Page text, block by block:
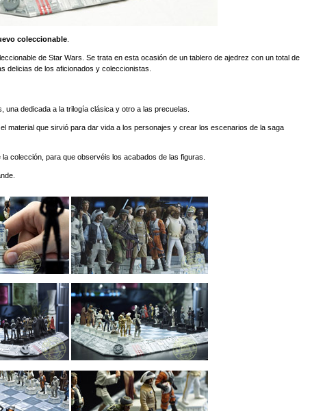
coleccionable
de Star Wars. Se trata en esta ocasión de un tablero de ajedrez con un total de
delicias de los aficionados y coleccionistas.
dedicada a la trilogía clásica y otro a las precuelas.
material que sirvió para dar vida a los personajes y crear los escenarios de la saga
colección, para que observéis los acabados de las figuras.